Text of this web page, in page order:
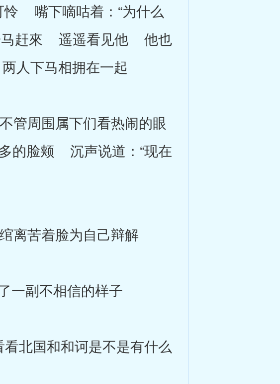
嘴下嘀咕着：“为什么
马赶來 遥遥看见他 他也
下马相拥在一起
周围属下们看热闹的眼
的脸颊 沉声说道：“现在
苦着脸为自己辩解
副不相信的样子
北国和和诃是不是有什么